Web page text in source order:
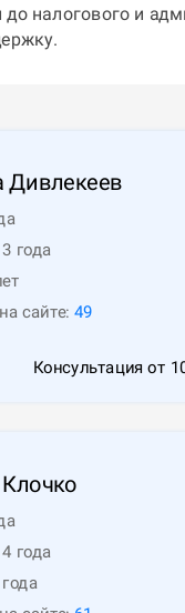
до налогового и
Дивлекеев
года
сайте: 49
Консультация от
Клочко
года
года